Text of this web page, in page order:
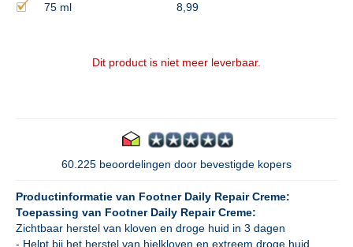
75 ml 8,99
Dit product is niet meer leverbaar.
60.225 beoordelingen door bevestigde kopers
Productinformatie van Footner Daily Repair Creme:
Toepassing van Footner Daily Repair Creme:
Zichtbaar herstel van kloven en droge huid in 3 dagen
- Helpt bij het herstel van hielkloven en extreem droge huid